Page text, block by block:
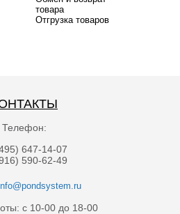
товара
Отгрузка товаров
Телефон:
647-14-07
590-62-49
с 10-00 до 18-00